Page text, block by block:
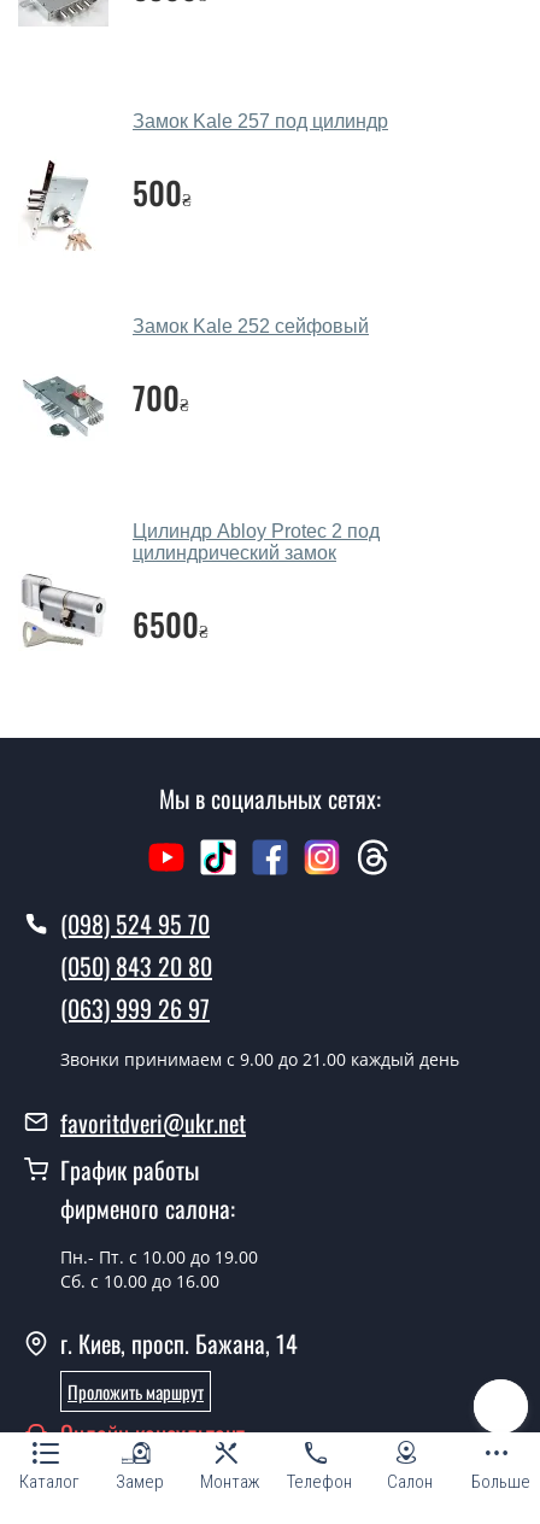
Каталог Замер Монтаж Телефон Салон Больше
Помогаете ли вы выбрать замки?
в нашем салоне-магазине.
Наши рекомендации зависят от необходимых
параметров, Вашего бюджета и других факторов.
Замеры дверей делаете?
Да, делаем. Наши специалисты могут произвести
замер и консультацию на выезде. Каждый сотрудник
имеет с собой каталоги цветов и узоров. После
Сколько стоит вызвать замерщика?
Вызов замерщика-консультанта стоит 450 грн.
Вы производите установку дверных
производится согласно очереди, во все дни кроме
Сколько стоит установка дверей
Замок Cisa двоключовий с мастер
ключем?
Стоимость установки дверей Замок Cisa двоключовий
Как быстро можете установить двери
Замок Cisa двоключовий с мастер
ключем?
условии наличия их на складе, либо на следующий
день.
Можно на сегодня вызвать
Да можно.
Да, мы имеем большой ассортимент готовых дверных
замков.
Какая стоимость самых дешевых
дверных замков?
Замок Kale 257 под цилиндр
500₴
Замок Kale 252 сейфовый
700₴
Цилиндр Abloy Protec 2 под
цилиндрический замок
6500₴
Мы в социальных сетях:
(098) 524 95 70
(050) 843 20 80
(063) 999 26 97
Звонки принимаем c 9.00 до 21.00 каждый день
favoritdveri@ukr.net
График работы
фирменого салона:
Пн.- Пт. с 10.00 до 19.00
Сб. с 10.00 до 16.00
г. Киев, просп. Бажана, 14
Проложить маршрут
Онлайн консультант